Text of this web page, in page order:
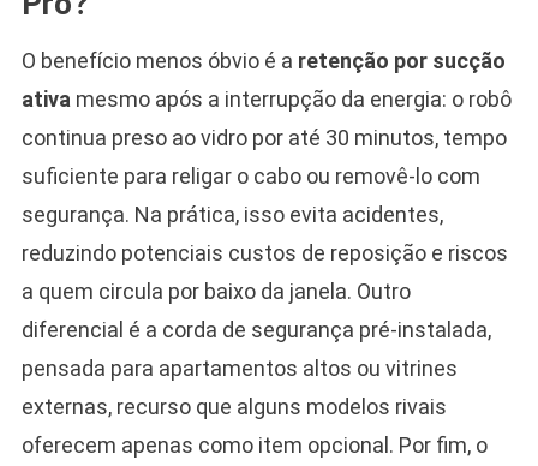
O benefício menos óbvio é a retenção por sucção
ativa mesmo após a interrupção da energia: o robô
continua preso ao vidro por até 30 minutos, tempo
suficiente para religar o cabo ou removê-lo com
segurança. Na prática, isso evita acidentes,
reduzindo potenciais custos de reposição e riscos
a quem circula por baixo da janela. Outro
diferencial é a corda de segurança pré-instalada,
pensada para apartamentos altos ou vitrines
externas, recurso que alguns modelos rivais
oferecem apenas como item opcional. Por fim, o